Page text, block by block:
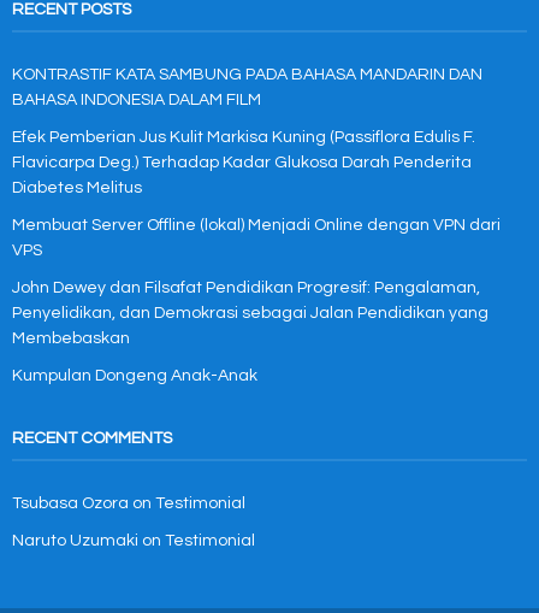
RECENT POSTS
KONTRASTIF KATA SAMBUNG PADA BAHASA MANDARIN DAN
BAHASA INDONESIA DALAM FILM
Efek Pemberian Jus Kulit Markisa Kuning (Passiflora Edulis F.
Flavicarpa Deg.) Terhadap Kadar Glukosa Darah Penderita
Diabetes Melitus
Membuat Server Offline (lokal) Menjadi Online dengan VPN dari
VPS
John Dewey dan Filsafat Pendidikan Progresif: Pengalaman,
Penyelidikan, dan Demokrasi sebagai Jalan Pendidikan yang
Membebaskan
Kumpulan Dongeng Anak-Anak
RECENT COMMENTS
Tsubasa Ozora on Testimonial
Naruto Uzumaki on Testimonial